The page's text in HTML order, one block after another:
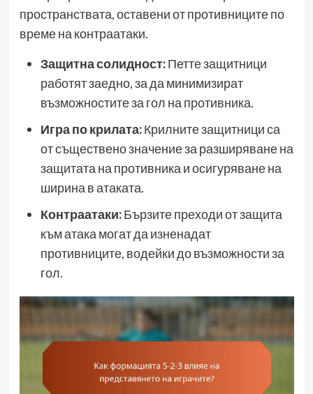
пространствата, оставени от противниците по
време на контраатаки.
Защитна солидност:Петте защитници
работят заедно, за да минимизират
възможностите за гол на противника.
Игра по крилата:Крилните защитници са
от съществено значение за разширяване на
защитата на противника и осигуряване на
ширина в атаката.
Контраатаки:Бързите преходи от защита
към атака могат да изненадат
противниците, водейки до възможности за
гол.